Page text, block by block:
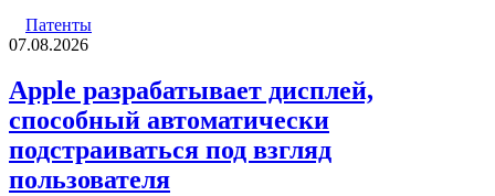
Патенты
07.08.2026
Apple разрабатывает дисплей,
способный автоматически
подстраиваться под взгляд
пользователя